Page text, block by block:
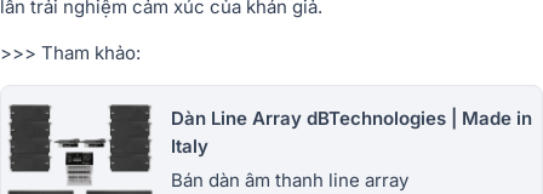
lẫn trải nghiệm cảm xúc của khán giả.
>>> Tham khảo:
Dàn Line Array dBTechnologies | Made in
Italy
Bán dàn âm thanh line array